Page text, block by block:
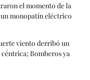
el momento de la
monopatín eléctrico
viento derribó un
Bomberos ya